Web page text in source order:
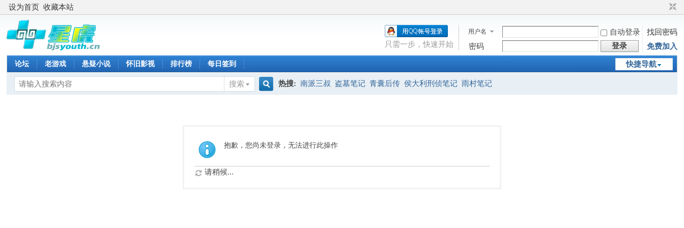
设为首页 收藏本站
用户名 自动登录
找回密码
密码
登录 免费加入
只需一步，快速开始
快捷导航
论坛 老游戏 悬疑小说 怀旧影视 排行榜 每日签到
搜索
索
热搜: 南派三叔 盗墓笔记 青囊后传 侯大利刑侦笔记 雨村笔记
抱歉，您尚未登录，无法进行此操作
请稍候...